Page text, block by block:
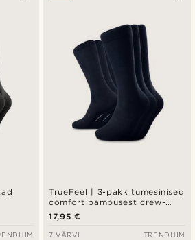
TrueFeel | 3-pakk tumesinised
comfort bambusest crew-
sokid
17,95 €
7 VÄRVI TRENDHIM